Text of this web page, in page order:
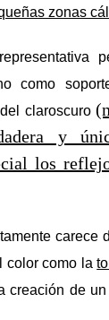
zonas
como
claroscuro
y
los
carece
color como la
creación de